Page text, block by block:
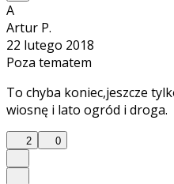
A
Artur P.
22 lutego 2018
Poza tematem
To chyba koniec,jeszcze
wiosnę i lato ogród i droga.
2 0